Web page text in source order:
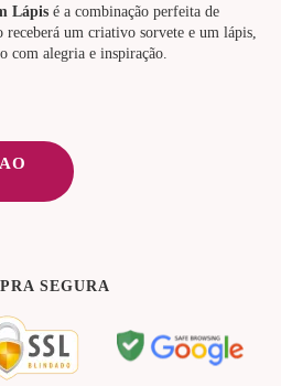
Lápis é a combinação perfeita de
um criativo sorvete e um lápis,
com alegria e inspiração.
SEGURA